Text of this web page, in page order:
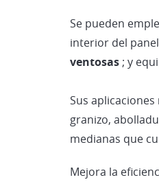
Se pueden
interior del
ventosas ; y
Sus
granizo,
medianas que
Mejora la